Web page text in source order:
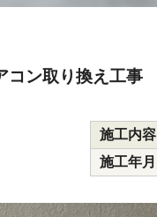
コン取り換え工
施工内容
施工年月